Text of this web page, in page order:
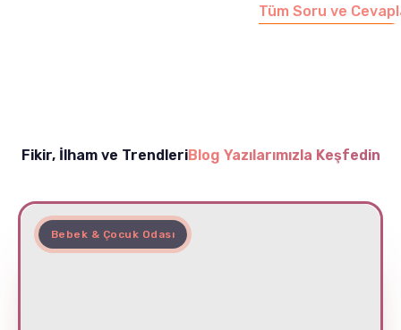
Tüm Soru ve
Fikir, İlham ve TrendleriBlog Yazılarımızla Keşfedin
Bebek & Çocuk Odası